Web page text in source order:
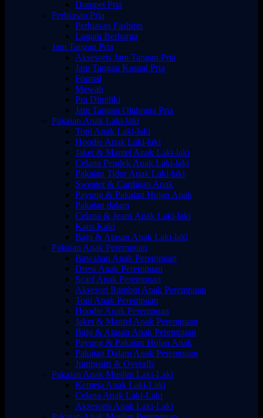
Dompet Pria
Perhiasan Pria
Perhiasan Fashion
Logam Berharga
Jam Tangan Pria
Aksesoris Jam Tangan Pria
Jam Tangan Kasual Pria
Formal
Mewah
Pra Dimiliki
Jam Tangan Olahraga Pria
Pakaian Anak Laki-laki
Topi Anak Laki-laki
Hoodie Anak Laki-laki
Jaket & Mantel Anak Laki-laki
Celana Pendek Anak Laki-laki
Pakaian Tidur Anak Laki-laki
Sweater & Cardigan Anak
Payung & Pakaian Hujan Anak
Pakaian dalam
Celana & Jeans Anak Laki-laki
Kaus Kaki
Baju & Atasan Anak Laki-laki
Pakaian Anak Perempuan
Bawahan Anak Perempuan
Dress Anak Perempuan
Scarf Anak Perempuan
Aksesori Rambut Anak Perempuan
Topi Anak Perempuan
Hoodie Anak Perempuan
Jaket & Mantel Anak Perempuan
Baju & Atasan Anak Perempuan
Payung & Pakaian Hujan Anak
Pakaian Dalam Anak Perempuan
Jumpsuits & Overalls
Pakaian Anak Muslim Laki-Laki
Kemeja Anak Laki-Laki
Celana Anak Laki-Laki
Aksesoris Anak Laki-Laki